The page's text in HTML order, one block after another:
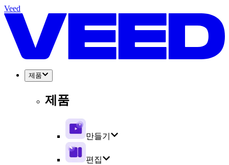
Veed
제품
제품
만들기
편집